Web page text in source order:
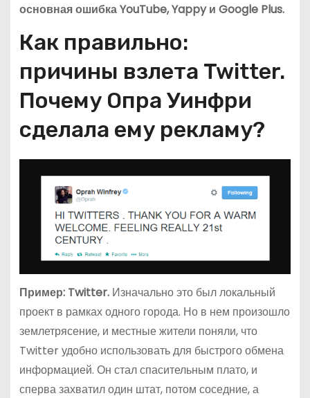
основная ошибка YouTube, Yappy и Google Plus.
Как правильно:
причины взлета Twitter.
Почему Опра Уинфри
сделала ему рекламу?
Пример: Twitter.Изначально это был локальный
проект в рамках одного города. Но в нем произошло
землетрясение, и местные жители поняли, что
Twitter удобно использовать для быстрого обмена
информацией. Он стал спасительным плато, и
сперва захватил один штат, потом соседние, а